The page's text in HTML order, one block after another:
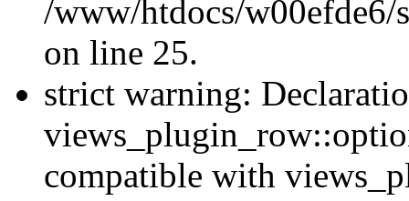
/www/htdocs/
on line 25.
strict warning:
compatible with